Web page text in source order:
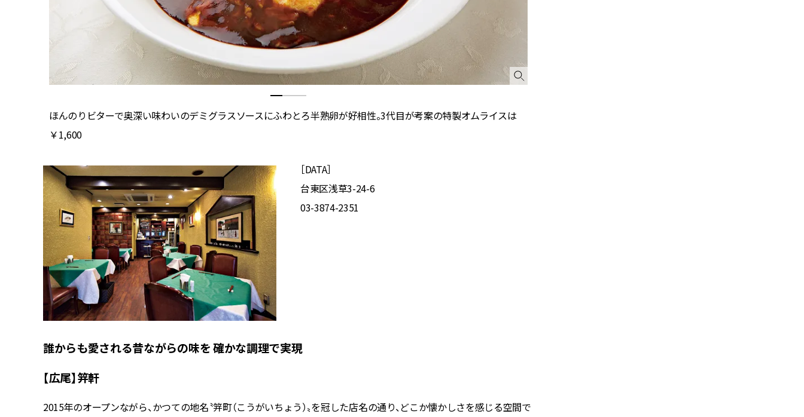
ほんのりビターで奥深い味わいのデミグラスソースにふわとろ半熟卵が好相性。3代目が考案の特製オムライスは
￥1,600
［DATA］
台東区浅草3-24-6
03-3874-2351
誰からも愛される昔ながらの味を 確かな調理で実現
【広尾】笄軒
2015年のオープンながら、かつての地名〝笄町（こうがいちょう）〟を冠した店名の通り、どこか懐かしさを感じる空間で